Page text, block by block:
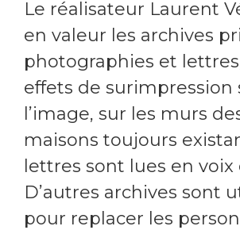
Le réalisateur Laurent
en valeur les archives
photographies et
effets de surimpression
l’image, sur les murs
maisons toujours
lettres sont lues en voix
D’autres archives sont
pour replacer les